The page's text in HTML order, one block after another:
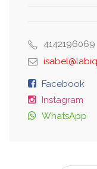
4142196069
Facebook
Instagram
WhatsApp